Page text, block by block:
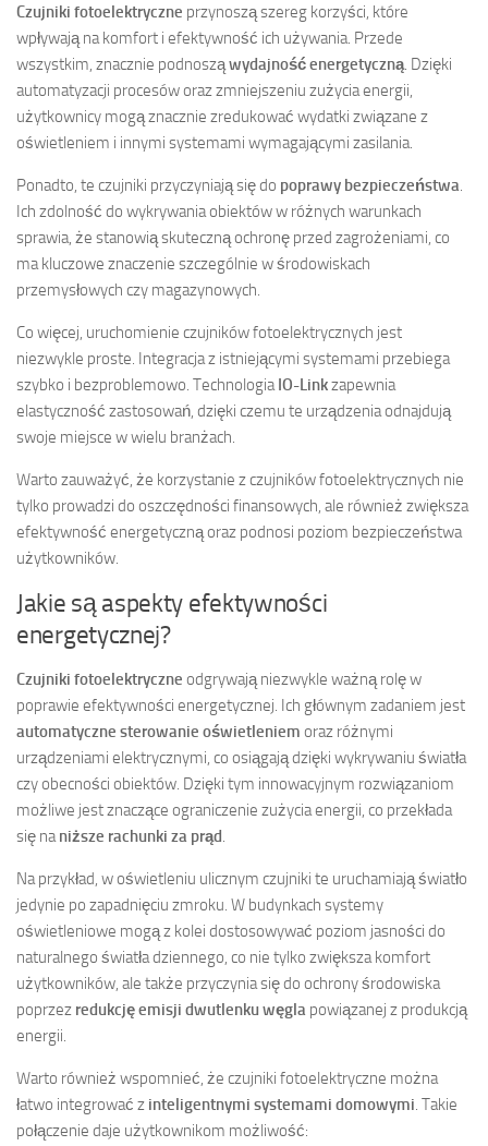
Czujniki fotoelektryczne przynoszą szereg korzyści, które
wpływają na komfort i efektywność ich używania. Przede
wszystkim, znacznie podnosząwydajność energetyczną . Dzięki
automatyzacji procesów oraz zmniejszeniu zużycia energii,
użytkownicy mogą znacznie zredukować wydatki związane z
oświetleniem i innymi systemami wymagającymi zasilania.
Ponadto, te czujniki przyczyniają się do poprawy bezpieczeństwa
Ich zdolność do wykrywania obiektów w różnych warunkach
sprawia, że stanowią skuteczną ochronę przed zagrożeniami, co
ma kluczowe znaczenie szczególnie w środowiskach
przemysłowych czy magazynowych.
Co więcej, uruchomienie czujników fotoelektrycznych jest
niezwykle proste. Integracja z istniejącymi systemami przebiega
szybko i bezproblemowo. Technologia IO-Linkzapewnia
elastyczność zastosowań, dzięki czemu te urządzenia odnajdują
swoje miejsce w wielu branżach.
Warto zauważyć, że korzystanie z czujników fotoelektrycznych nie
tylko prowadzi do oszczędności finansowych, ale również zwiększa
efektywność energetyczną oraz podnosi poziom bezpieczeństwa
użytkowników.
Jakie są aspekty efektywności
energetycznej?
Czujniki fotoelektryczne odgrywają niezwykle ważną rolę w
poprawie efektywności energetycznej. Ich głównym zadaniem jest
automatyczne sterowanie oświetleniem oraz różnymi
urządzeniami elektrycznymi, co osiągają dzięki wykrywaniu światła
czy obecności obiektów. Dzięki tym innowacyjnym rozwiązaniom
możliwe jest znaczące ograniczenie zużycia energii, co przekłada
się na niższe rachunki za prąd
Na przykład, w oświetleniu ulicznym czujniki te uruchamiają światło
jedynie po zapadnięciu zmroku. W budynkach systemy
oświetleniowe mogą z kolei dostosowywać poziom jasności do
naturalnego światła dziennego, co nie tylko zwiększa komfort
użytkowników, ale także przyczynia się do ochrony środowiska
poprzez redukcję emisji dwutlenku węgla powiązanej z produkcją
energii.
Warto również wspomnieć, że czujniki fotoelektryczne można
łatwo integrować z inteligentnymi systemami domowymi . Takie
połączenie daje użytkownikom możliwość: